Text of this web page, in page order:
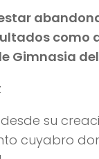
como
Gimnasia del
su
cuyabro